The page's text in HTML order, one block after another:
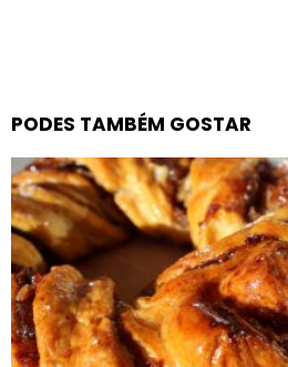
PODES TAMBÉM GOSTAR